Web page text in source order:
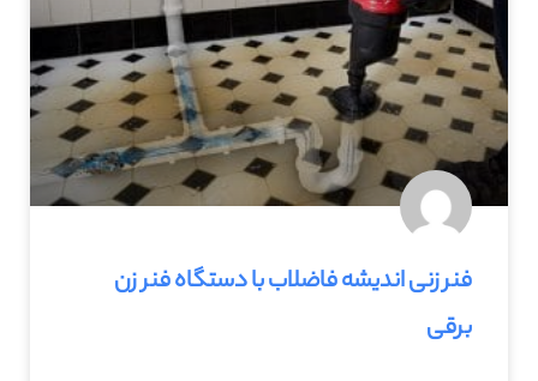
فنر زنی اندیشه فاضلاب با دستگاه فنر زن
برقی